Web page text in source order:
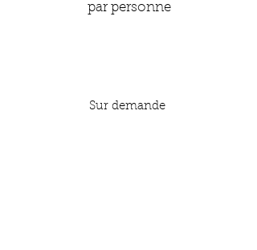
par personne
Sur demande